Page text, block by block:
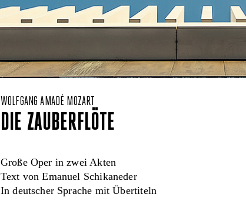
WOLFGANG AMADÉ MOZART
DIE ZAUBERFLÖTE
Große Oper in zwei Akten
Text von Emanuel Schikaneder
In deutscher Sprache mit Übertiteln